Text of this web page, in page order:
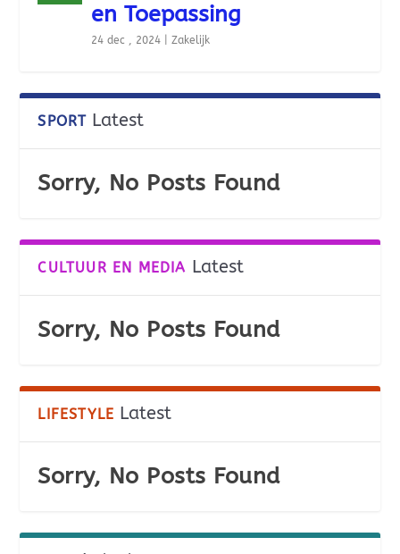
en Toepassing
24 dec , 2024 |Zakelijk
SPORT Latest
Sorry, No Posts Found
CULTUUR EN MEDIA Latest
Sorry, No Posts Found
LIFESTYLE Latest
Sorry, No Posts Found